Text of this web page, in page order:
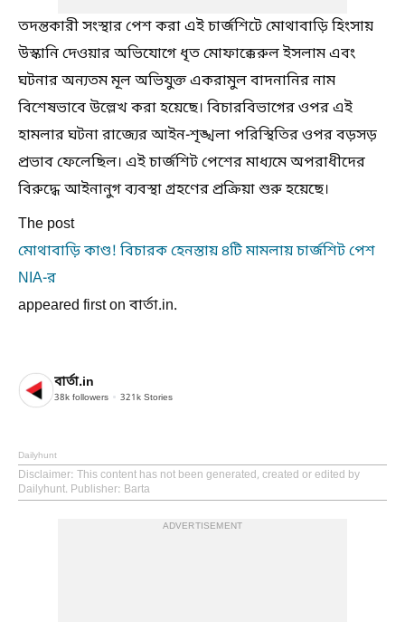
তদন্তকারী সংস্থার পেশ করা এই চার্জশিটে মোথাবাড়ি হিংসায়
উস্কানি দেওয়ার অভিযোগে ধৃত মোফাক্কেরুল ইসলাম এবং
ঘটনার অন্যতম মূল অভিযুক্ত একরামুল বাদনানির নাম
বিশেষভাবে উল্লেখ করা হয়েছে। বিচারবিভাগের ওপর এই
হামলার ঘটনা রাজ্যের আইন-শৃঙ্খলা পরিস্থিতির ওপর বড়সড়
প্রভাব ফেলেছিল। এই চার্জশিট পেশের মাধ্যমে অপরাধীদের
বিরুদ্ধে আইনানুগ ব্যবস্থা গ্রহণের প্রক্রিয়া শুরু হয়েছে।
The post
মোথাবাড়ি কাণ্ড! বিচারক হেনস্তায় ৪টি মামলায় চার্জশিট পেশ
NIA-র
appeared first on বার্তা.in.
বার্তা.in
38k followers 321k Stories
Dailyhunt
Disclaimer: This content has not been generated, created or edited by
Dailyhunt. Publisher: Barta
ADVERTISEMENT